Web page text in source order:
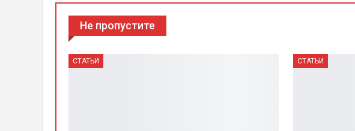
Не пропустите
СТАТЬИ СТАТЬИ